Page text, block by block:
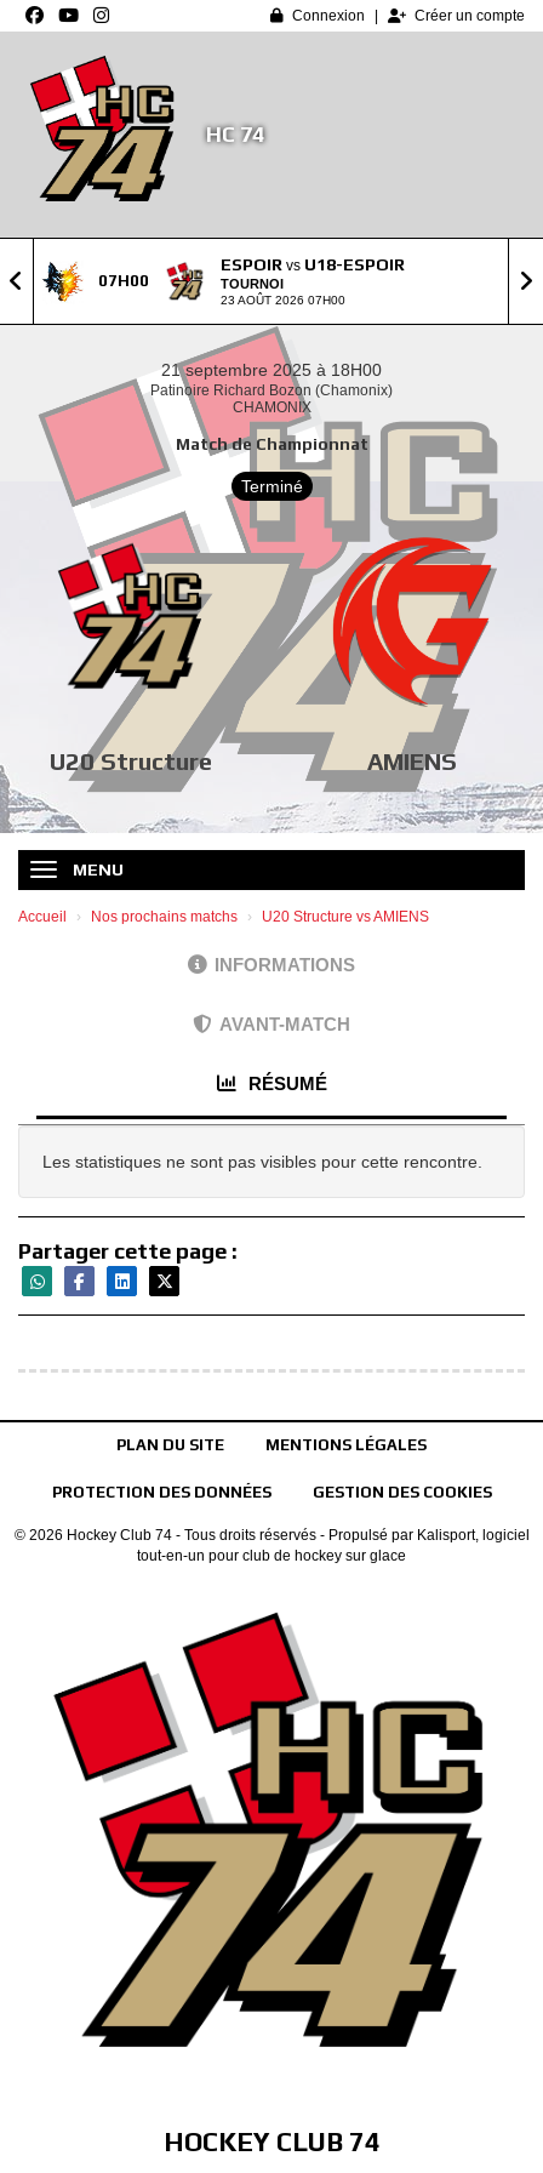
Connexion Créer un compte
HC 74
07H00
ESPOIR vs U18-ESPOIR
TOURNOI
23 AOÛT 2026 07H00
21 septembre 2025 à 18H00
Patinoire Richard Bozon (Chamonix)
CHAMONIX
Match de Championnat
Terminé
U20 Structure AMIENS
MENU
Accueil Nos prochains matchs U20 Structure vs AMIENS
INFORMATIONS
AVANT-MATCH
RÉSUMÉ
Les statistiques ne sont pas visibles pour cette rencontre.
Partager cette page :
PLAN DU SITE MENTIONS LÉGALES
PROTECTION DES DONNÉES GESTION DES COOKIES
© 2026 Hockey Club 74 - Tous droits réservés - Propulsé par Kalisport, logiciel
tout-en-un pour club de hockey sur glace
HOCKEY CLUB 74
Panneau de gestion des cookies